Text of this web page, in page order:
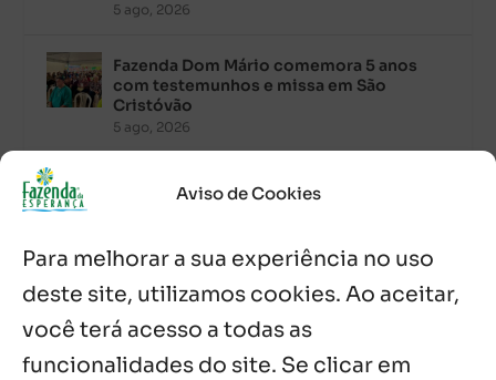
Aviso de Cookies
Para melhorar a sua experiência no uso
deste site, utilizamos cookies. Ao aceitar,
você terá acesso a todas as
funcionalidades do site. Se clicar em
5 ago, 2026
Fazenda Dom Mário comemora 5 anos
com testemunhos e missa em São
Cristóvão
5 ago, 2026
Palavra Diária (05/08/2026)
5 ago, 2026
Palavra Diária (04/08/2026)
4 ago, 2026
Palavra de Vida (Agosto de 2026)